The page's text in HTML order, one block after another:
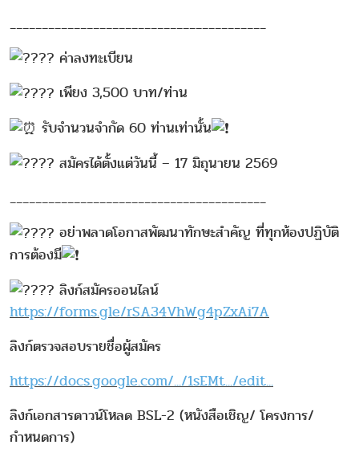
________________________________________
ค่าลงทะเบียน
เพียง 3,500 บาท/ท่าน
รับจำนวนจำกัด 60 ท่านเท่านั้น
สมัครได้ตั้งแต่วันนี้ – 17 มิถุนายน 2569
________________________________________
อย่าพลาดโอกาสพัฒนาทักษะสำคัญ ที่ทุกห้องปฏิบัติ
การต้องมี
ลิงก์สมัครออนไลน์
https://forms.gle/rSA34VhWg4pZxAi7A
ลิงก์ตรวจสอบรายชื่อผู้สมัคร
https://docs.google.com/.../1sEMt.../edit...
ลิงก์เอกสารดาวน์โหลด BSL-2 (หนังสือเชิญ/ โครงการ/
กำหนดการ)